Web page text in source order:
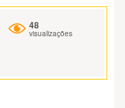
48
visualizações